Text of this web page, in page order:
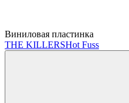
Виниловая пластинка
THE KILLERSHot Fuss